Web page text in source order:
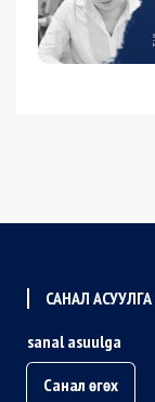
САНАЛ АСУУЛГА
sanal asuulga
Санал өгөх